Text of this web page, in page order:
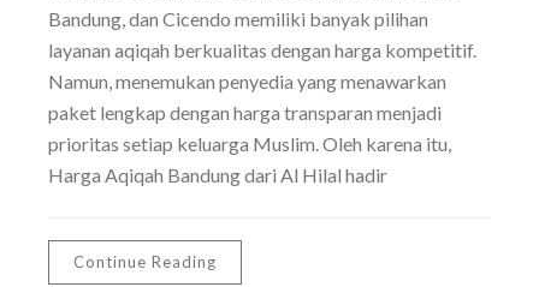
Bandung, dan Cicendo memiliki banyak pilihan
layanan aqiqah berkualitas dengan harga kompetitif.
Namun, menemukan penyedia yang menawarkan
paket lengkap dengan harga transparan menjadi
prioritas setiap keluarga Muslim. Oleh karena itu,
Harga Aqiqah Bandung dari Al Hilal hadir
Continue Reading